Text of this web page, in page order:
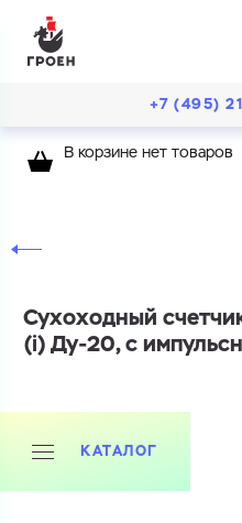
+7 (495)
В корзине нет товаров
Сухоходный
(i) Ду-20, с
КАТАЛОГ